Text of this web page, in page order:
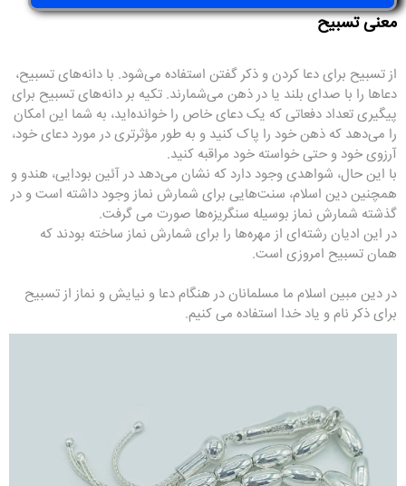
معنی تسبیح
از تسبیح برای دعا کردن و ذکر گفتن استفاده می‌شود. با دانه‌های تسبیح،
دعاها را با صدای بلند یا در ذهن می‌شمارند. تکیه بر دانه‌های تسبیح برای
پیگیری تعداد دفعاتی که یک دعای خاص را خوانده‌اید، به شما این امکان
را می‌دهد که ذهن خود را پاک کنید و به طور مؤثرتری در مورد دعای خود،
آرزوی خود و حتی خواسته خود مراقبه کنید.
با این حال، شواهدی وجود دارد که نشان می‌دهد در آئین بودایی، هندو و
همچنین دین ​​اسلام، سنت‌هایی برای شمارش نماز وجود داشته است و در
گذشته شمارش نماز بوسیله سنگریزه‌ها صورت می گرفت.
در این ادیان رشته‌ای از مهره‌ها را برای شمارش نماز ساخته بودند که
همان تسبیح امروزی است.
در دین مبین اسلام ما مسلمانان در هنگام دعا و نیایش و نماز از تسبیح
برای ذکر نام و یاد خدا استفاده می کنیم.